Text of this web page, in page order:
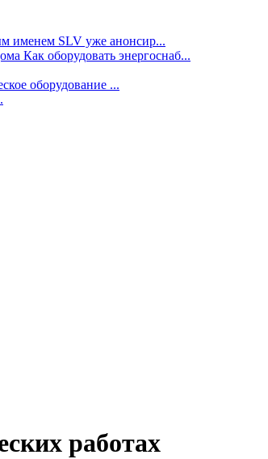
именем SLV уже анонсир...
Как оборудовать энергоснаб...
оборудование ...
работах